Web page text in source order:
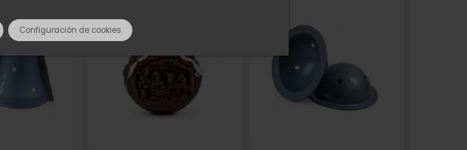
Configuración de cookies